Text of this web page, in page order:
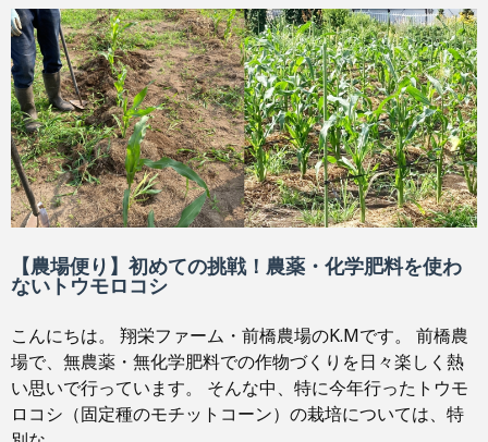
【農場便り】初めての挑戦！農薬・化学肥料を使わ
ないトウモロコシ
こんにちは。 翔栄ファーム・前橋農場のK.Mです。 前橋農
場で、無農薬・無化学肥料での作物づくりを日々楽しく熱
い思いで行っています。 そんな中、特に今年行ったトウモ
ロコシ（固定種のモチットコーン）の栽培については、特